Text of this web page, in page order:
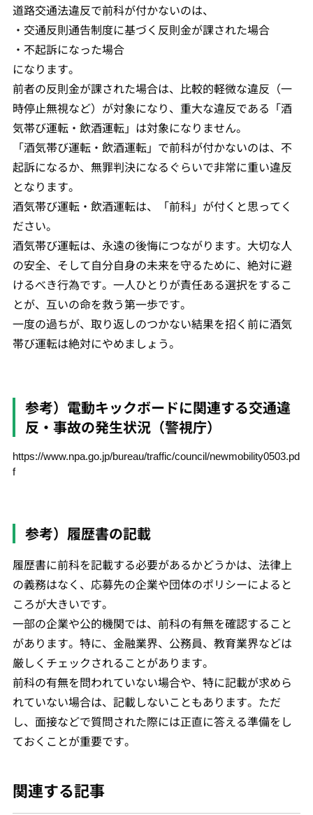
道路交通法違反で前科が付かないのは、
・交通反則通告制度に基づく反則金が課された場合
・不起訴になった場合
になります。
前者の反則金が課された場合は、比較的軽微な違反（一
時停止無視など）が対象になり、重大な違反である「酒
気帯び運転・飲酒運転」は対象になりません。
「酒気帯び運転・飲酒運転」で前科が付かないのは、不
起訴になるか、無罪判決になるぐらいで非常に重い違反
となります。
酒気帯び運転・飲酒運転は、「前科」が付くと思ってく
ださい。
酒気帯び運転は、永遠の後悔につながります。大切な人
の安全、そして自分自身の未来を守るために、絶対に避
けるべき行為です。一人ひとりが責任ある選択をするこ
とが、互いの命を救う第一歩です。
一度の過ちが、取り返しのつかない結果を招く前に酒気
帯び運転は絶対にやめましょう。
参考）電動キックボードに関連する交通違
反・事故の発生状況（警視庁）
https://www.npa.go.jp/bureau/traffic/council/newmobility0503.pd
f
参考）履歴書の記載
履歴書に前科を記載する必要があるかどうかは、法律上
の義務はなく、応募先の企業や団体のポリシーによると
ころが大きいです。
一部の企業や公的機関では、前科の有無を確認すること
があります。特に、金融業界、公務員、教育業界などは
厳しくチェックされることがあります。
前科の有無を問われていない場合や、特に記載が求めら
れていない場合は、記載しないこともあります。ただ
し、面接などで質問された際には正直に答える準備をし
ておくことが重要です。
関連する記事